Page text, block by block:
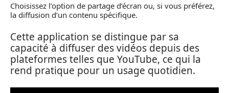
Choisissez l’option de partage d’écran ou, si vous préférez,
la diffusion d’un contenu spécifique.
Cette application se distingue par sa
capacité à diffuser des vidéos depuis des
plateformes telles que YouTube, ce qui la
rend pratique pour un usage quotidien.